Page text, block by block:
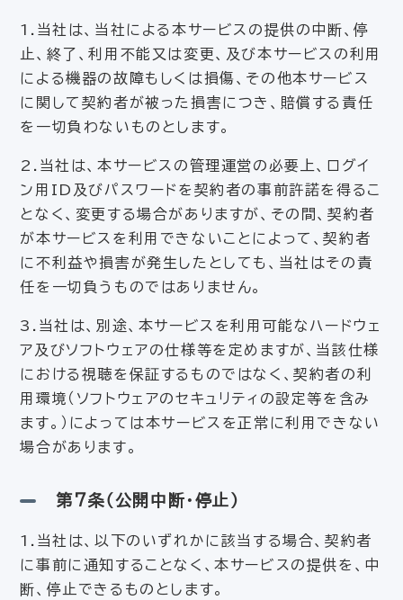
1.当社は、当社による本サービスの提供の中断、停
止、終了、利用不能又は変更、及び本サービスの利用
による機器の故障もしくは損傷、その他本サービス
に関して契約者が被った損害につき、賠償する責任
を一切負わないものとします。
2.当社は、本サービスの管理運営の必要上、ログイ
ン用ID及びパスワードを契約者の事前許諾を得るこ
となく、変更する場合がありますが、その間、契約者
が本サービスを利用できないことによって、契約者
に不利益や損害が発生したとしても、当社はその責
任を一切負うものではありません。
3.当社は、別途、本サービスを利用可能なハードウェ
ア及びソフトウェアの仕様等を定めますが、当該仕様
における視聴を保証するものではなく、契約者の利
用環境（ソフトウェアのセキュリティの設定等を含み
ます。）によっては本サービスを正常に利用できない
場合があります。
第7条（公開中断・停止）
1.当社は、以下のいずれかに該当する場合、契約者
に事前に通知することなく、本サービスの提供を、中
断、停止できるものとします。